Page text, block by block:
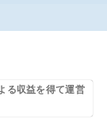
る収益を得て運営